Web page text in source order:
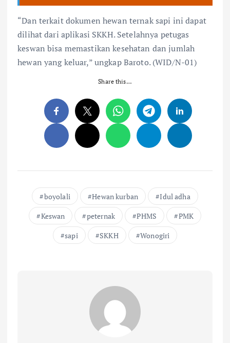
“Dan terkait dokumen hewan ternak sapi ini dapat
dilihat dari aplikasi SKKH. Setelahnya petugas
keswan bisa memastikan kesehatan dan jumlah
hewan yang keluar,” ungkap Baroto. (WID/N-01)
Share this…
boyolali Hewan kurban
Idul adha
Keswan
peternak PHMS
PMK
sapi
SKKH Wonogiri